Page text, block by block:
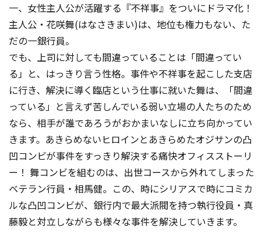
一、女性主人公が活躍する『不祥事』をついにドラマ化！
主人公・花咲舞(はなさきまい)は、地位も権力もない、た
だの一銀行員。
でも、上司に対しても間違っていることは「間違ってい
る」と、はっきり言う性格。事件や不祥事を起こした支店
に行き、解決に導く臨店という仕事に就いた舞は、「間違
っている」と言えず苦しんでいる弱い立場の人たちのため
なら、相手が誰であろうがおかまいなしに立ち向かってい
きます。あきらめないヒロインとあきらめたオジサンの凸
凹コンビが事件をすっきり解決する痛快オフィスストーリ
ー！ 舞コンビを組むのは、出世コースから外れてしまった
ベテラン行員・相馬健。この、時にシリアスで時にコミカ
ルな凸凹コンビが、銀行内で最大派閥を持つ執行役員・真
藤毅と対立しながらも様々な事件を解決していきます。